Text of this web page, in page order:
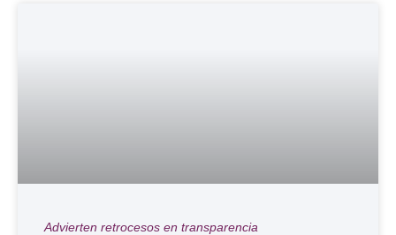
Advierten retrocesos en transparencia